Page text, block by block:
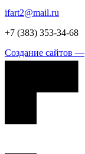
ifart2@mail.ru
+7 (383) 353-34-68
Создание сайтов —